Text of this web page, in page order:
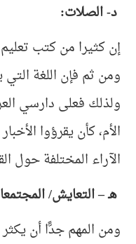
د- الصلات:
إن كثيرا من كتب
ومن ثم فإن اللغة التي
ولذلك فعلى دارسي
الأم، كأن يقرؤوا
الآراء المختلفة حول
هـ – التعايش/
ومن المهم جدًّا أن يكثر